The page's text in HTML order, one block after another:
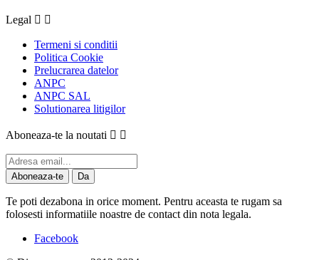
Legal  
Termeni si conditii
Politica Cookie
Prelucrarea datelor
ANPC
ANPC SAL
Solutionarea litigilor
Aboneaza-te la noutati  
Te poti dezabona in orice moment. Pentru aceasta te rugam sa
folosesti informatiile noastre de contact din nota legala.
Facebook